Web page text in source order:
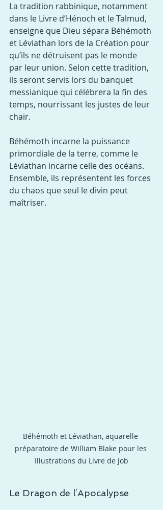
La tradition rabbinique, notamment
dans le Livre d’Hénoch et le Talmud,
enseigne que Dieu sépara Béhémoth
et Léviathan lors de la Création pour
qu’ils ne détruisent pas le monde
par leur union. Selon cette tradition,
ils seront servis lors du banquet
messianique qui célébrera la fin des
temps, nourrissant les justes de leur
chair.
Béhémoth incarne la puissance
primordiale de la terre, comme le
Léviathan incarne celle des océans.
Ensemble, ils représentent les forces
du chaos que seul le divin peut
maîtriser.
Béhémoth et Léviathan, aquarelle
préparatoire de William Blake pour les
Illustrations du Livre de Job
Le Dragon de l’Apocalypse